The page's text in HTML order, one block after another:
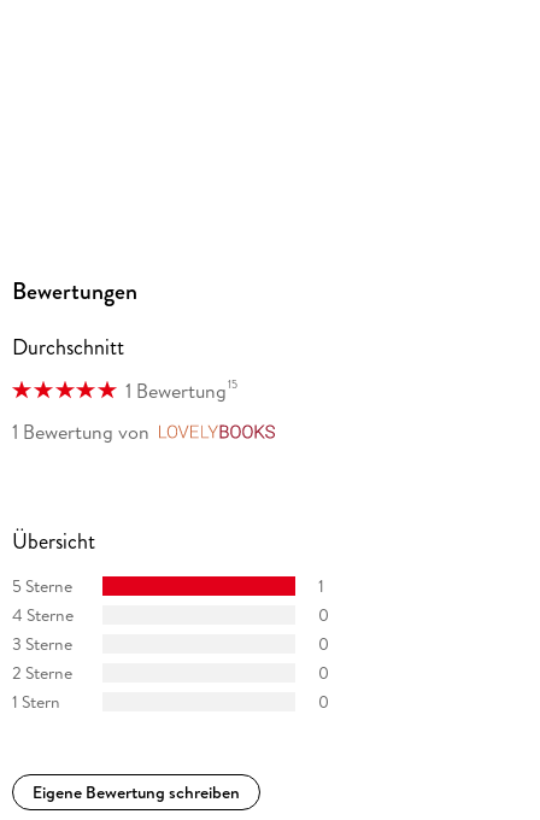
Audioinhalt
GTIN
9783754003824
Bewertungen
Durchschnitt
1 Bewertung15
1 Bewertung von
Übersicht
5 Sterne
1
4 Sterne
0
3 Sterne
0
2 Sterne
0
1 Stern
0
Eigene Bewertung schreiben